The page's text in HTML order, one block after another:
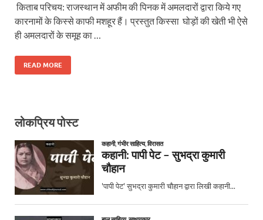
किताब परिचय: राजस्थान में अफीम की पिनक में अमलदारों द्वारा किये गए
कारनामों के किस्से काफी मशहूर हैं। प्रस्तुत किस्सा घोड़ों की खेती भी ऐसे
ही अमलदारों के समूह का …
READ MORE
लोकप्रिय पोस्ट